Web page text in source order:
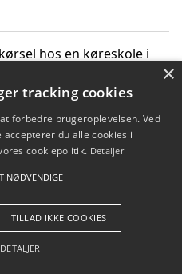
hos en køreskole i
- Pilanto Aps
×
tracking cookies
forbedre brugeroplevelsen. Ved
du alle cookies i
cookiepolitik. Detaljer
NØDVENDIGE
TILLAD IKKE COOKIES